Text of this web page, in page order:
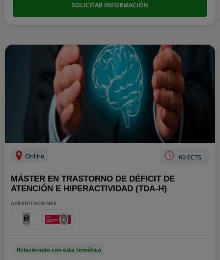
SOLICITAR INFORMACIÓN
Online 60 ECTS
MÁSTER EN TRASTORNO DE DÉFICIT DE
ATENCIÓN E HIPERACTIVIDAD (TDA-H)
ACREDITACIONES
Relacionado con esta temática